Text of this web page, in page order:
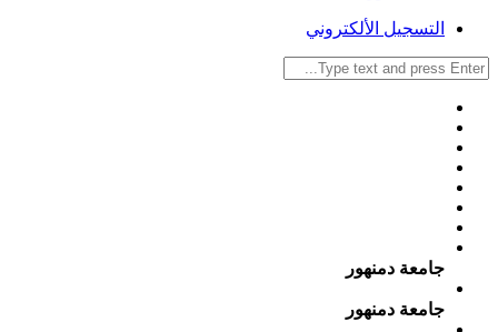
التسجيل الألكتروني
جامعة دمنهور
جامعة دمنهور